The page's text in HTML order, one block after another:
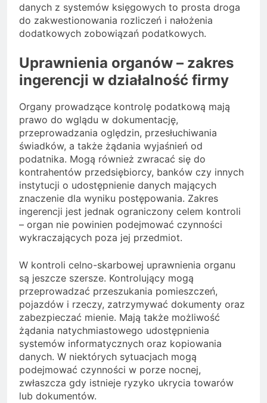
danych z systemów księgowych to prosta droga
do zakwestionowania rozliczeń i nałożenia
dodatkowych zobowiązań podatkowych.
Uprawnienia organów – zakres
ingerencji w działalność firmy
Organy prowadzące kontrolę podatkową mają
prawo do wglądu w dokumentację,
przeprowadzania oględzin, przesłuchiwania
świadków, a także żądania wyjaśnień od
podatnika. Mogą również zwracać się do
kontrahentów przedsiębiorcy, banków czy innych
instytucji o udostępnienie danych mających
znaczenie dla wyniku postępowania. Zakres
ingerencji jest jednak ograniczony celem kontroli
– organ nie powinien podejmować czynności
wykraczających poza jej przedmiot.
W kontroli celno-skarbowej uprawnienia organu
są jeszcze szersze. Kontrolujący mogą
przeprowadzać przeszukania pomieszczeń,
pojazdów i rzeczy, zatrzymywać dokumenty oraz
zabezpieczać mienie. Mają także możliwość
żądania natychmiastowego udostępnienia
systemów informatycznych oraz kopiowania
danych. W niektórych sytuacjach mogą
podejmować czynności w porze nocnej,
zwłaszcza gdy istnieje ryzyko ukrycia towarów
lub dokumentów.